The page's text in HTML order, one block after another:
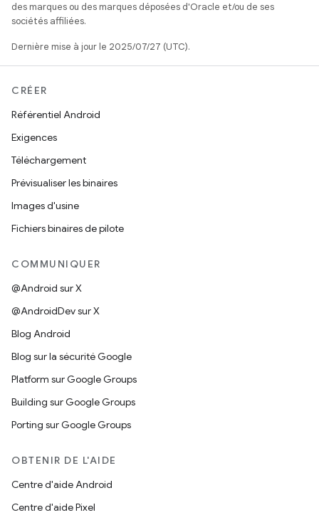
des marques ou des marques déposées d'Oracle et/ou de ses
sociétés affiliées.
Dernière mise à jour le 2025/07/27 (UTC).
CRÉER
Référentiel Android
Exigences
Téléchargement
Prévisualiser les binaires
Images d'usine
Fichiers binaires de pilote
COMMUNIQUER
@Android sur X
@AndroidDev sur X
Blog Android
Blog sur la sécurité Google
Platform sur Google Groups
Building sur Google Groups
Porting sur Google Groups
OBTENIR DE L'AIDE
Centre d'aide Android
Centre d'aide Pixel